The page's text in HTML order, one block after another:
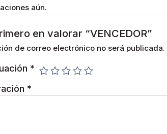
aún.
en valorar “VENCEDOR”
de correo electrónico no será publicada.
*
*